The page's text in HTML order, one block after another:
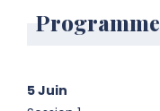
Programme
5 Juin